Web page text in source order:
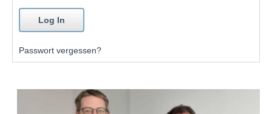
Passwort vergessen?